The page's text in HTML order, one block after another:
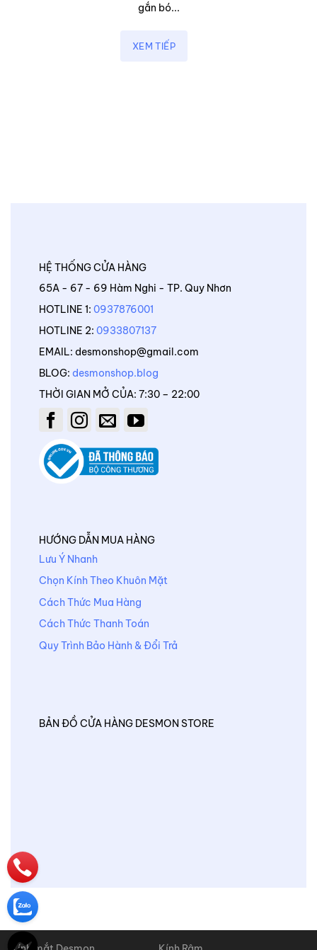
gắn bó...
XEM TIẾP
HỆ THỐNG CỬA HÀNG
65A - 67 - 69 Hàm Nghi - TP. Quy Nhơn
HOTLINE 1: 0937876001
HOTLINE 2: 0933807137
EMAIL: desmonshop@gmail.com
BLOG: desmonshop.blog
THỜI GIAN MỞ CỦA: 7:30 – 22:00
HƯỚNG DẪN MUA HÀNG
Lưu Ý Nhanh
Chọn Kính Theo Khuôn Mặt
Cách Thức Mua Hàng
Cách Thức Thanh Toán
Quy Trình Bảo Hành & Đổi Trả
BẢN ĐỒ CỬA HÀNG DESMON STORE